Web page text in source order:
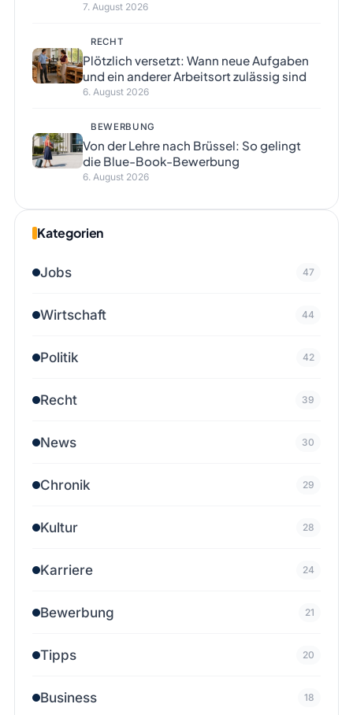
7. August 2026
RECHT
Plötzlich versetzt: Wann neue Aufgaben
und ein anderer Arbeitsort zulässig sind
6. August 2026
BEWERBUNG
Von der Lehre nach Brüssel: So gelingt
die Blue-Book-Bewerbung
6. August 2026
Kategorien
Jobs 47
Wirtschaft 44
Politik 42
Recht 39
News 30
Chronik 29
Kultur 28
Karriere 24
Bewerbung 21
Tipps 20
Business 18